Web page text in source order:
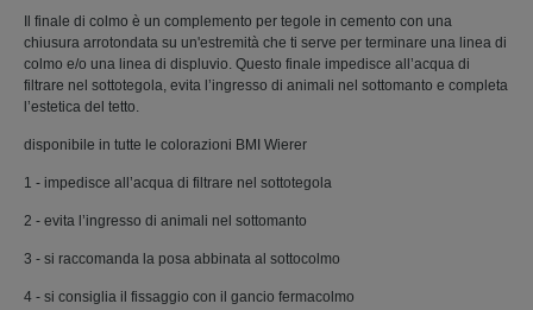
Il finale di colmo è un complemento per tegole in cemento con una
chiusura arrotondata su un'estremità che ti serve per terminare una linea di
colmo e/o una linea di displuvio. Questo finale impedisce all’acqua di
filtrare nel sottotegola, evita l’ingresso di animali nel sottomanto e completa
l’estetica del tetto.
disponibile in tutte le colorazioni BMI Wierer
1 - impedisce all’acqua di filtrare nel sottotegola
2 - evita l’ingresso di animali nel sottomanto
3 - si raccomanda la posa abbinata al sottocolmo
4 - si consiglia il fissaggio con il gancio fermacolmo